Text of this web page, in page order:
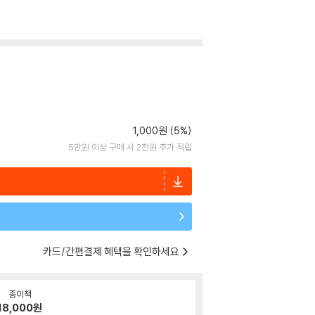
1,000원 (5%)
5만원 이상 구매 시 2천원 추가 적립
카드/간편결제 혜택을 확인하세요
종이책
원